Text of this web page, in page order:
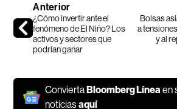
Anterior
¿Cómo invertir ante el
fenómeno de El Niño? Los
activos y sectores que
podrían ganar
Bolsas
a
y al
ConviertaBloomberg Líneaen
noticiasaquí